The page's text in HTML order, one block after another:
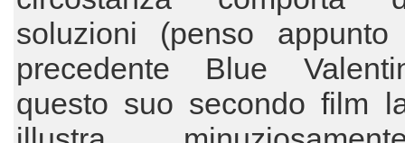
soluzioni (penso
precedente Blue
questo suo secondo film